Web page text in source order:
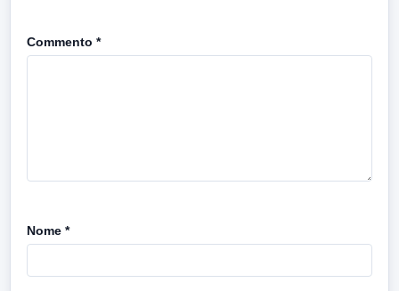
Commento *
Nome *